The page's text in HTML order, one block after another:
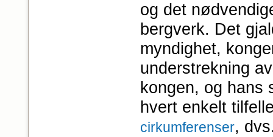
og det
bergverk. Det
myndighet,
understrekning
kongen, og hans
hvert enkelt
cirkumferenser,